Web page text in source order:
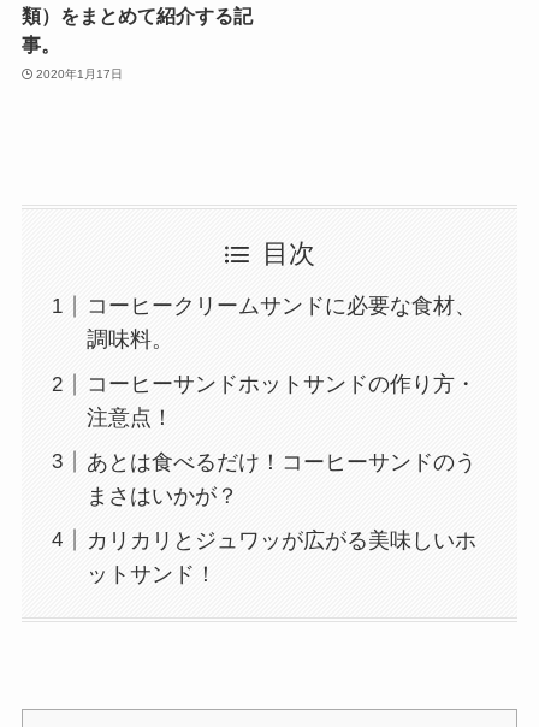
類）をまとめて紹介する記
事。
2020年1月17日
目次
コーヒークリームサンドに必要な食材、
調味料。
コーヒーサンドホットサンドの作り方・
注意点！
あとは食べるだけ！コーヒーサンドのう
まさはいかが？
カリカリとジュワッが広がる美味しいホ
ットサンド！